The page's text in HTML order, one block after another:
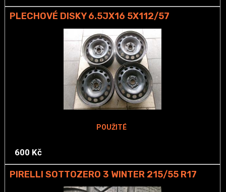
PLECHOVÉ DISKY 6.5JX16 5X112/57
POUŽITÉ
600 Kč
PIRELLI SOTTOZERO 3 WINTER 215/55 R17